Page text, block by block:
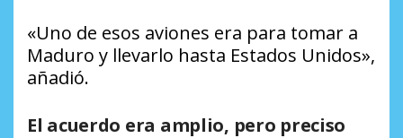
«Uno de esos aviones era para tomar a
Maduro y llevarlo hasta Estados Unidos»,
añadió.
El acuerdo era amplio, pero preciso